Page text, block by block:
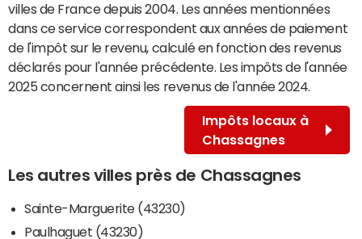
villes de France depuis 2004. Les années mentionnées
dans ce service correspondent aux années de paiement
de l'impôt sur le revenu, calculé en fonction des revenus
déclarés pour l'année précédente. Les impôts de l'année
2025 concernent ainsi les revenus de l'année 2024.
Impôts locaux à
Chassagnes
Les autres villes près de Chassagnes
Sainte-Marguerite (43230)
Paulhaguet (43230)